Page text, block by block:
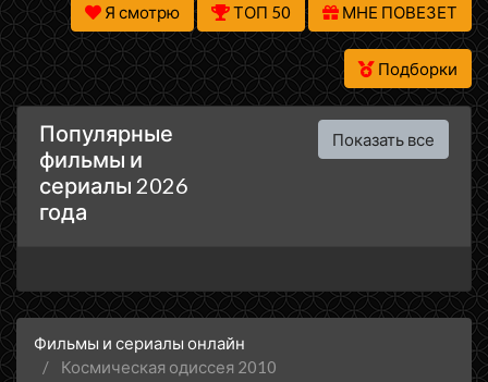
Я смотрю ТОП 50 МНЕ ПОВЕЗЕТ
Подборки
Популярные
фильмы и
сериалы 2026
года
Показать все
Фильмы и сериалы онлайн
Космическая одиссея 2010